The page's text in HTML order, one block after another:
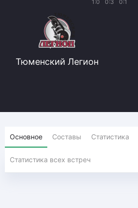
Тюменский Легион
1:0 0:3 0:1
Основное Составы Статистика
Статистика всех встреч